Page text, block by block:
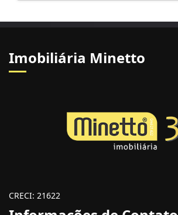
Imobiliária Minetto
CRECI: 21622